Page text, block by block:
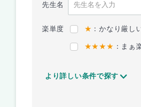
先生名
楽単度 ★ ：かなり厳し
★★★★ ：まぁ
より詳しい条件で探す